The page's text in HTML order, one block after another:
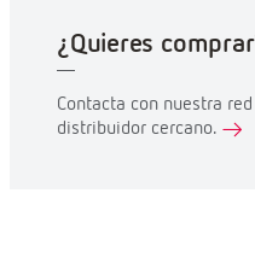
¿Quieres
Contacta con nuestra
distribuidor cercano.